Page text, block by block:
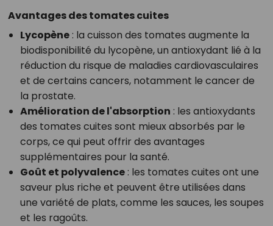
Avantages des tomates cuites
Lycopène: la cuisson des tomates augmente la
biodisponibilité du lycopène, un antioxydant lié à la
réduction du risque de maladies cardiovasculaires
et de certains cancers, notamment le cancer de
la prostate.
Amélioration de l'absorption : les antioxydants
des tomates cuites sont mieux absorbés par le
corps, ce qui peut offrir des avantages
supplémentaires pour la santé.
Goût et polyvalence: les tomates cuites ont une
saveur plus riche et peuvent être utilisées dans
une variété de plats, comme les sauces, les soupes
et les ragoûts.